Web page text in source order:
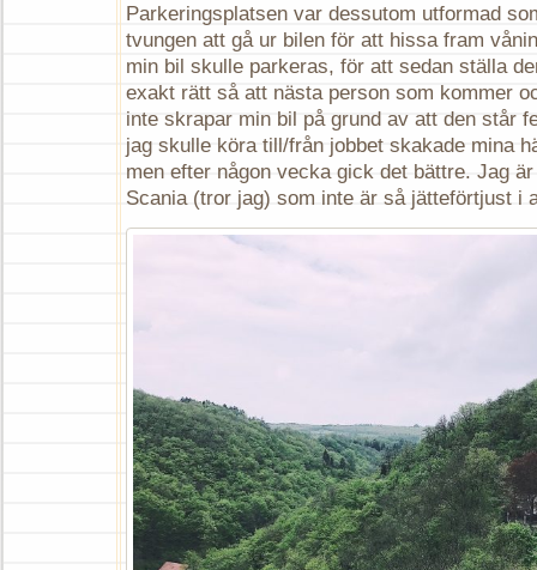
Parkeringsplatsen var dessutom utformad
tvungen att gå ur bilen för att hissa fram
min bil skulle parkeras, för att sedan ställa
exakt rätt så att nästa person som kommer
inte skrapar min bil på grund av att den står
jag skulle köra till/från jobbet skakade mina
men efter någon vecka gick det bättre. Jag
Scania (tror jag) som inte är så jätteförtjust i